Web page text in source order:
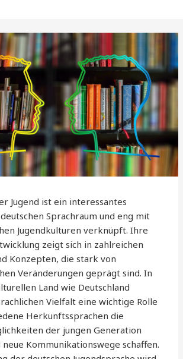
Jugend ist ein interessantes
Sprachraum und eng mit
Jugendkulturen verknüpft. Ihre
zeigt sich in zahlreichen
Konzepten, die stark von
Veränderungen geprägt sind. In
Land wie Deutschland
Vielfalt eine wichtige Rolle
Herkunftssprachen die
der jungen Generation
Kommunikationswege schaffen.